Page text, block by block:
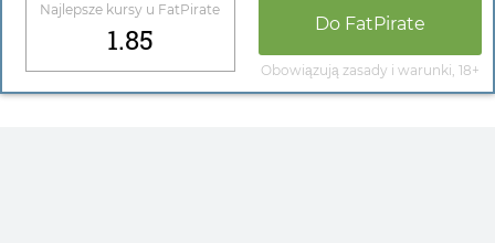
Najlepsze kursy u FatPirate
1.85 Do FatPirate
Obowiązują zasady i warunki, 18+